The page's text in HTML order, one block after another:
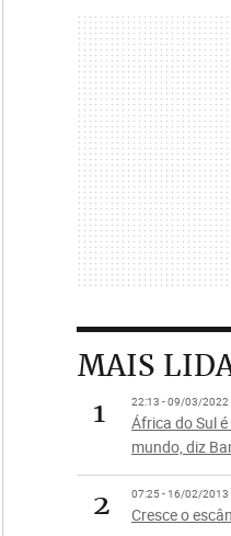
MAIS
1
22:13 - 09/03/2022
África do Sul
mundo, diz
2 07:25 - 16/02/2013
Cresce o